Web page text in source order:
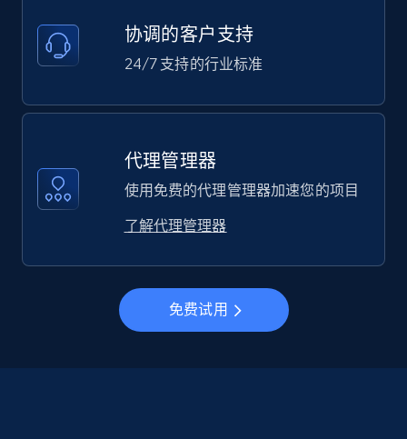
协调的客户支持
24/7 支持的行业标准
代理管理器
使用免费的代理管理器加速您的项目
了解代理管理器
免费试用